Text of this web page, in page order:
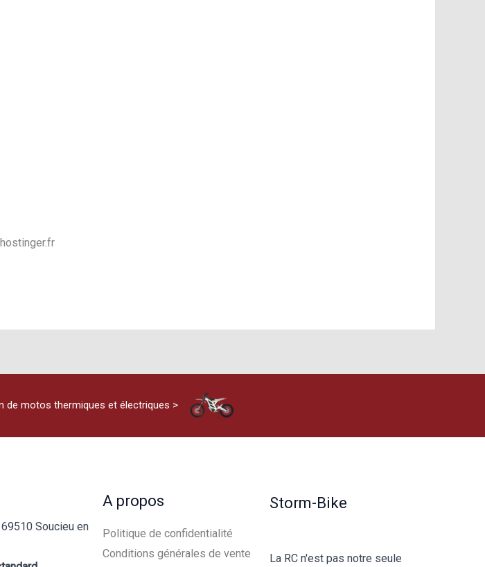
de motos thermiques et électriques >
Soucieu en
A propos
Politique de confidentialité
Conditions générales de vente
Storm-Bike
La RC n'est pas notre seule